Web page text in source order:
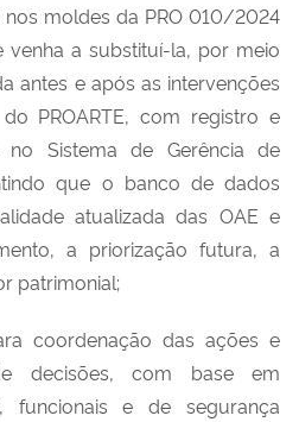
nos moldes da PRO 010/2024
a substituí-la, por meio
antes e após as intervenções
PROARTE, com registro e
no Sistema de Gerência de
que o banco de dados
atualizada das OAE e
a priorização futura, a
patrimonial;
coordenação das ações e
decisões, com base em
funcionais e de segurança